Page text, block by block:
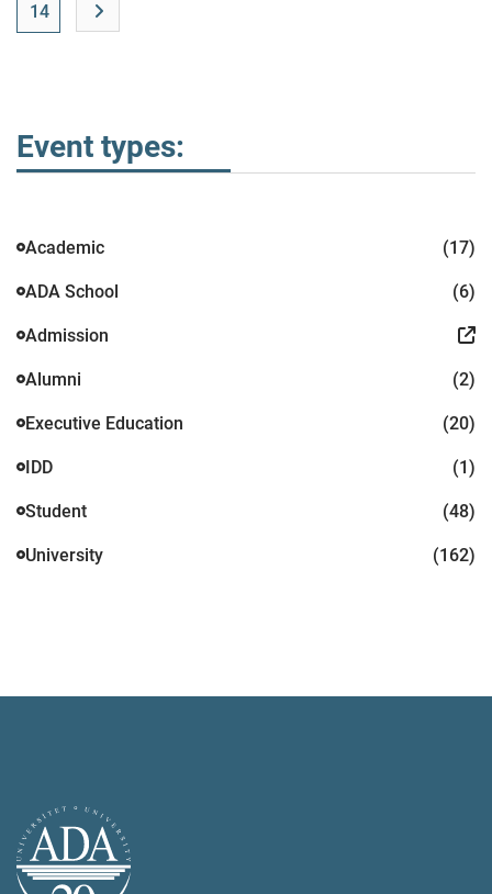
14
Event types:
Academic (17)
ADA School (6)
Admission
Alumni (2)
Executive Education (20)
IDD (1)
Student (48)
University (162)